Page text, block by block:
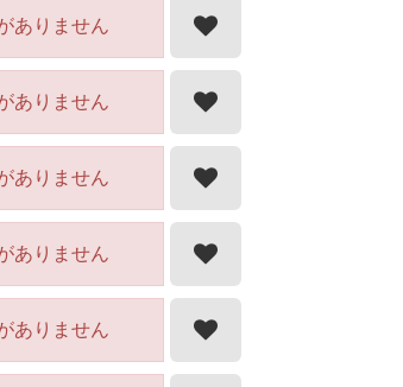
ありません
ありません
ありません
ありません
ありません